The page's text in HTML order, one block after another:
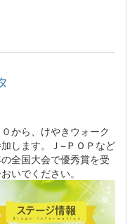
から、けやきウォーク
します。Ｊ−ＰＯＰなど
全国大会で優秀賞を受
いでください。